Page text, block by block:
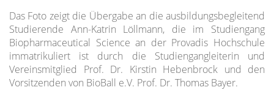
Das Foto zeigt die Übergabe an die ausbildungsbegleitend
Studierende Ann-Katrin Löllmann, die im Studiengang
Biopharmaceutical Science an der Provadis Hochschule
immatrikuliert ist durch die Studiengangleiterin und
Vereinsmitglied Prof. Dr. Kirstin Hebenbrock und den
Vorsitzenden von BioBall e.V. Prof. Dr. Thomas Bayer.